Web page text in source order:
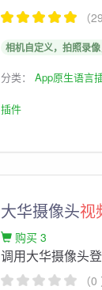
（
相机自定义，拍照录
分类：App原生语言
插件
大华摄像头视
购买 3
调用大华摄像头
（